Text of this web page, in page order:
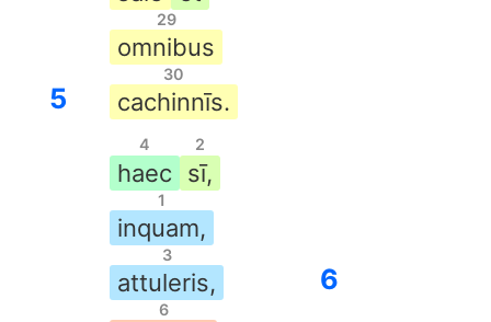
5
29
omnibus
30
cachinnīs.
4
haec
2
sī,
1
inquam,
3
attuleris,
6
6